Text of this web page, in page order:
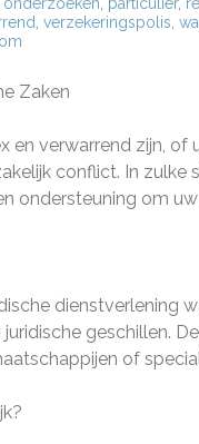
verzekeringspolis
Zaken
en verwarrend zijn,
conflict. In zulke
ondersteuning om
dienstverlening
geschillen.
of